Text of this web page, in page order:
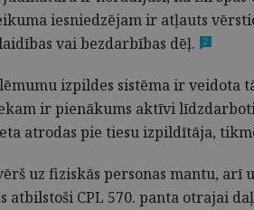
iesniedzējam ir atļauts
vai bezdarbības dēļ.
2
izpildes sistēma ir
ir pienākums aktīvi
atrodas pie tiesu izpildītāja,
uz fiziskās personas mantu,
atbilstoši CPL 570. panta otrajai